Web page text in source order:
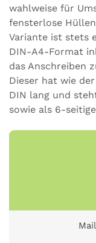
wahlweise für
fensterlose
Variante ist stets
DIN-A4-Format
das Anschreiben
Dieser hat wie
DIN lang und
sowie als 6-